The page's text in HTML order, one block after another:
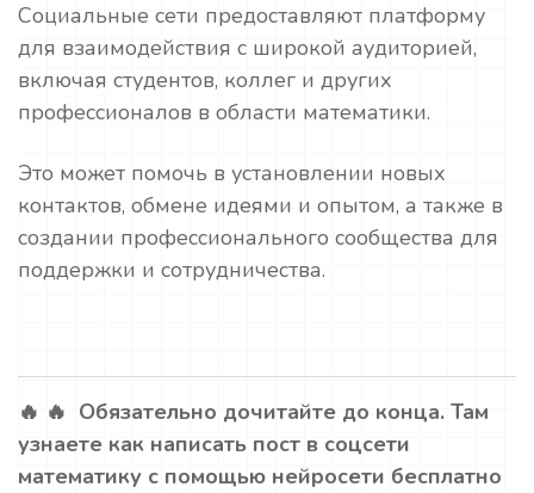
Социальные сети предоставляют платформу
для взаимодействия с широкой аудиторией,
включая студентов, коллег и других
профессионалов в области математики.
Это может помочь в установлении новых
контактов, обмене идеями и опытом, а также в
создании профессионального сообщества для
поддержки и сотрудничества.
🔥 🔥 Обязательно дочитайте до конца. Там
узнаете как написать пост в соцсети
математику с помощью нейросети бесплатно